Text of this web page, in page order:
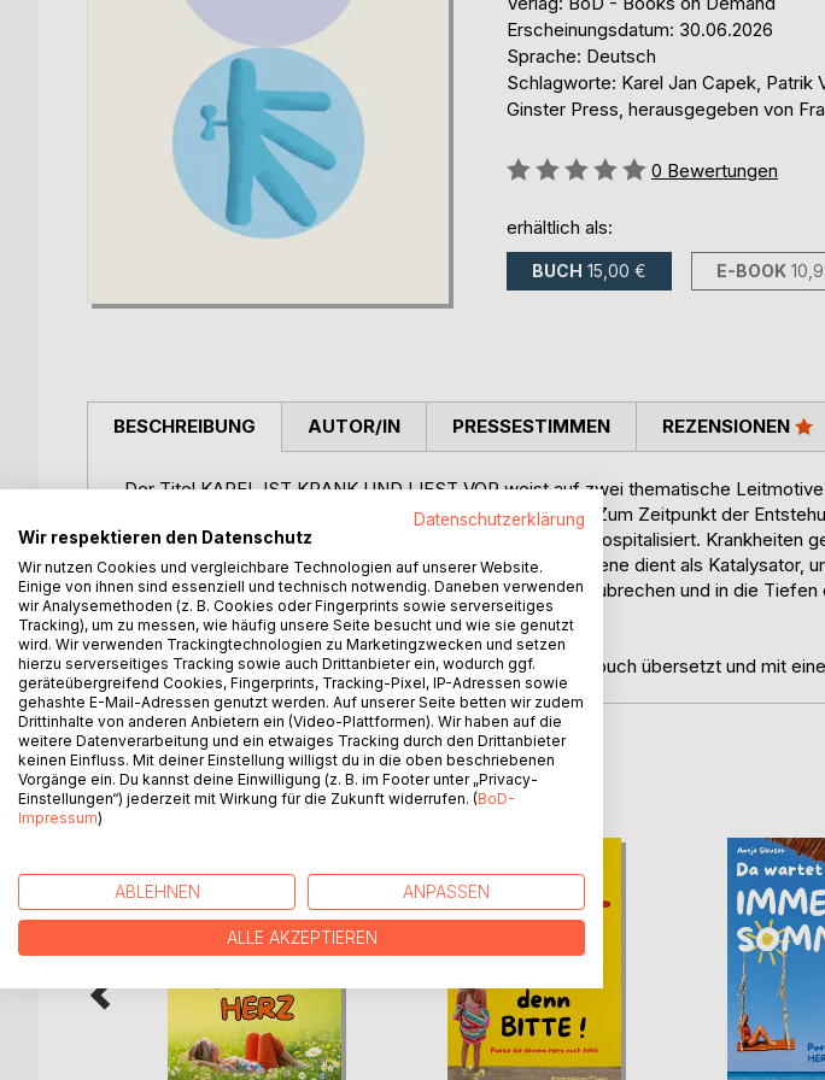
Erscheinungsdatum: 30.06.2026
Sprache: Deutsch
Schlagworte: Karel Jan Capek, Patrik
Ginster Press, herausgegeben von
Bewertung::
0 Bewertungen
erhältlich als:
BUCH 15,00 € E-BOOK
BESCHREIBUNG
Der Titel KAREL IST KRANK UND LIEST VOR weist auf zwei thematische
Lektüre. KAREL kann man als Auto(ren)-Referenz lesen. Zum Zeitpunkt der
1997) war Capek in der psychiatrischen Klinik in Bohnice hospitalisiert. Krankheiten
von seiner Poetik: das Delirierende, Exaltierte und Pathogene dient als Katalysator,
Gesetzmäßigkeiten funktionierenden Wahrnehmung auszubrechen und in die
Bilderwelt des Unterbewussten einzutauchen.
KAREL IST KRANK UND LIEST VOR wurde von Patrik Valouch übersetzt und mit
AUTOR/IN PRESSESTIMMEN REZENSIONEN
WEITERE TITEL BEIBoD
Datenschutzerklärung
Wir respektieren den Datenschutz
Wir nutzen Cookies und vergleichbare Technologien auf unserer Website.
Einige von ihnen sind essenziell und technisch notwendig. Daneben verwenden
wir Analysemethoden (z. B. Cookies oder Fingerprints sowie serverseitiges
Tracking), um zu messen, wie häufig unsere Seite besucht und wie sie genutzt
wird. Wir verwenden Trackingtechnologien zu Marketingzwecken und setzen
hierzu serverseitiges Tracking sowie auch Drittanbieter ein, wodurch ggf.
geräteübergreifend Cookies, Fingerprints, Tracking-Pixel, IP-Adressen sowie
gehashte E-Mail-Adressen genutzt werden. Auf unserer Seite betten wir zudem
Drittinhalte von anderen Anbietern ein (Video-Plattformen). Wir haben auf die
weitere Datenverarbeitung und ein etwaiges Tracking durch den Drittanbieter
keinen Einfluss. Mit deiner Einstellung willigst du in die oben beschriebenen
Vorgänge ein. Du kannst deine Einwilligung (z. B. im Footer unter „Privacy-
Einstellungen“) jederzeit mit Wirkung für die Zukunft widerrufen. (BoD-
Impressum)
ABLEHNEN ANPASSEN
ALLE AKZEPTIEREN